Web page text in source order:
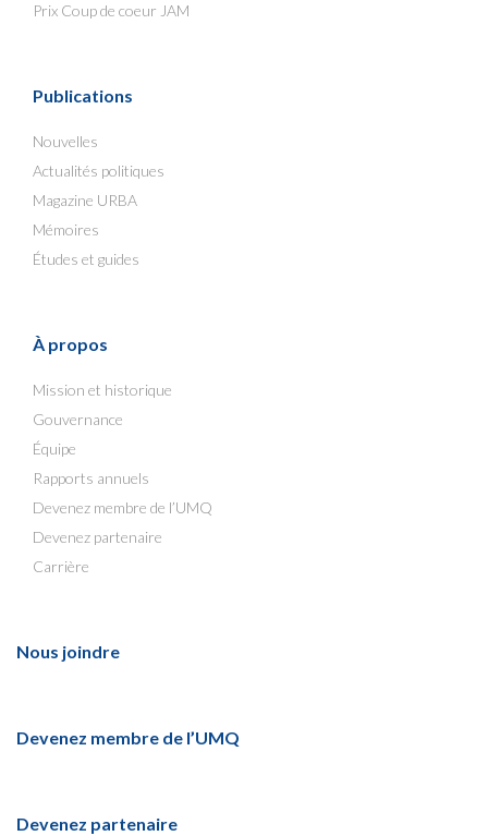
Prix Coup de coeur JAM
Publications
Nouvelles
Actualités politiques
Magazine URBA
Mémoires
Études et guides
À propos
Mission et historique
Gouvernance
Équipe
Rapports annuels
Devenez membre de l’UMQ
Devenez partenaire
Carrière
Nous joindre
Devenez membre de l’UMQ
Devenez partenaire